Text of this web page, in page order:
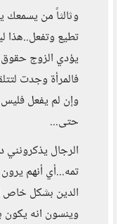
وثالثاً من يسمعك
تطيع وتفعل..هذا
يؤدي الزوج حقوق
فالمرأة وجدت
وإن لم يفعل فليس
حتى...
الرجال
تمه...أي أنهم
الدين بشكل خاص
وينسون انه يكون